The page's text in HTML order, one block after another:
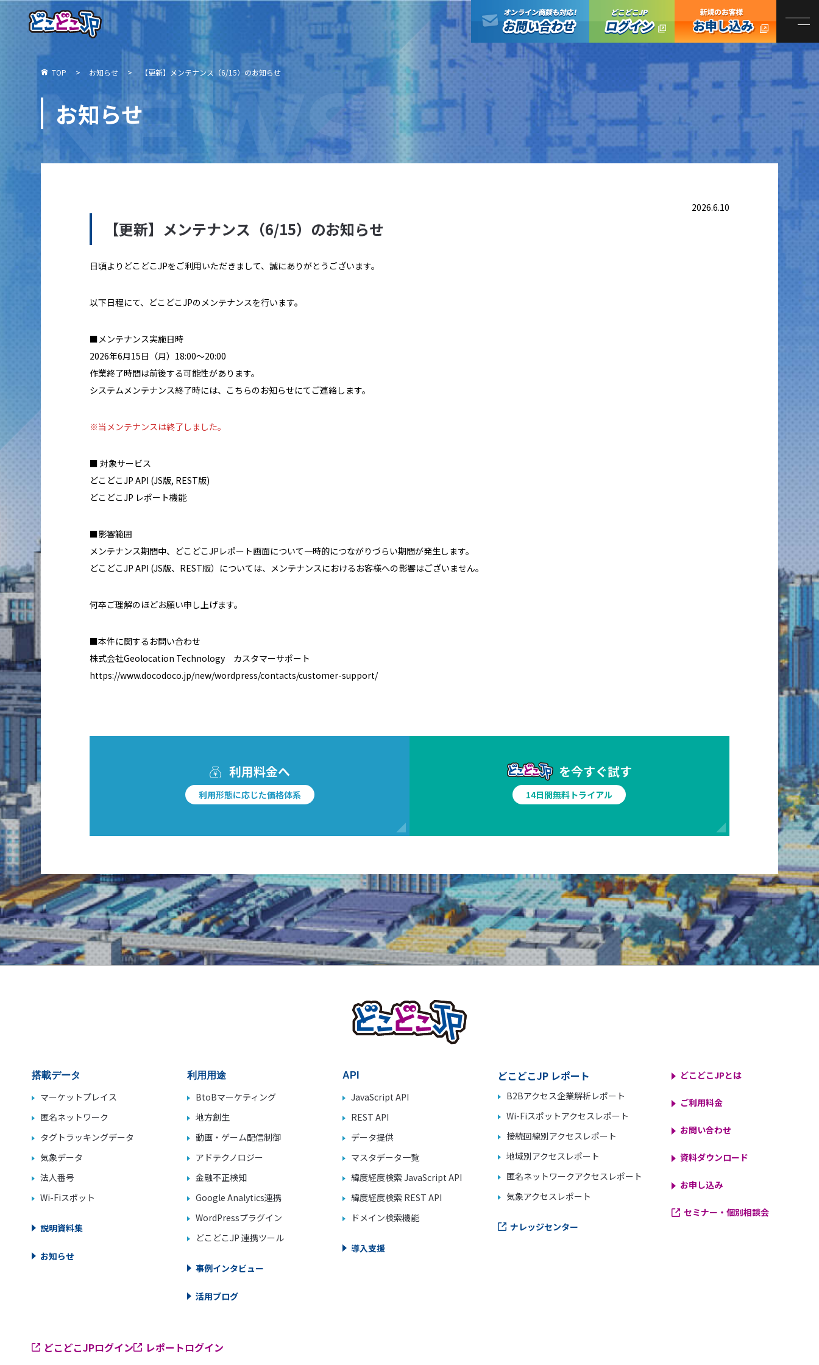
TOP お知らせ 【更新】メンテナンス（6/15）のお知らせ
お知らせ
NEWS
2026.6.10
【更新】メンテナンス（6/15）のお知らせ
日頃よりどこどこJPをご利用いただきまして、誠にありがとうございます。
以下日程にて、どこどこJPのメンテナンスを行います。
■メンテナンス実施日時
2026年6月15日（月）18:00〜20:00
作業終了時間は前後する可能性があります。
システムメンテナンス終了時には、こちらのお知らせにてご連絡します。
※当メンテナンスは終了しました。
■ 対象サービス
どこどこJP API (JS版, REST版)
どこどこJP レポート機能
■影響範囲
メンテナンス期間中、どこどこJPレポート画面について一時的につながりづらい期間が発生します。
どこどこJP API (JS版、REST版）については、メンテナンスにおけるお客様への影響はございません。
何卒ご理解のほどお願い申し上げます。
■本件に関するお問い合わせ
株式会社Geolocation Technology カスタマーサポート
https://www.docodoco.jp/new/wordpress/contacts/customer-support/
利用料金へ
利用形態に応じた価格体系
を今すぐ試す
14日間無料トライアル
搭載データ
マーケットプレイス
匿名ネットワーク
タグトラッキングデータ
気象データ
法人番号
Wi-Fiスポット
説明資料集
お知らせ
利用用途
BtoBマーケティング
地方創生
動画・ゲーム配信制御
アドテクノロジー
金融不正検知
Google Analytics連携
WordPressプラグイン
どこどこJP 連携ツール
事例インタビュー
活用ブログ
API
JavaScript API
REST API
データ提供
マスタデータ一覧
緯度経度検索 JavaScript API
緯度経度検索 REST API
ドメイン検索機能
導入支援
どこどこJP レポート
B2Bアクセス企業解析レポート
Wi-Fiスポットアクセスレポート
接続回線別アクセスレポート
地域別アクセスレポート
匿名ネットワークアクセスレポート
気象アクセスレポート
ナレッジセンター
どこどこJPとは
ご利用料金
お問い合わせ
資料ダウンロード
お申し込み
セミナー・個別相談会
どこどこJPログイン レポートログイン